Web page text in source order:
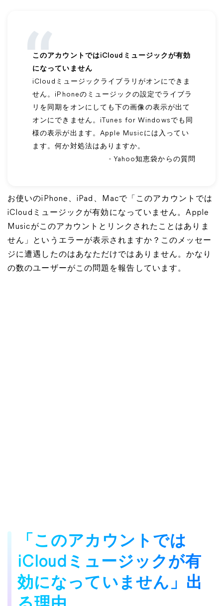
このアカウントではiCloudミュージックが有効
になっていません
iCloudミュージックライブラリがオンにできま
せん。iPhoneのミュージックの設定でライブラ
リを同期をオンにしても下の画像の表示が出て
オンにできません。iTunes for Windowsでも同
様の表示が出ます。Apple Musicには入ってい
ます。何か対処法はありますか。
- Yahoo知恵袋からの質問
お使いのiPhone、iPad、Macで「このアカウントでは
iCloudミュージックが有効になっていません。Apple
Musicがこのアカウントとリンクされたことはありま
せん」というエラーが表示されますか？このメッセー
ジに遭遇したのはあなただけではありません。かなり
の数のユーザーがこの問題を報告しています。
「このアカウントでは
iCloudミュージックが有
効になっていません」出